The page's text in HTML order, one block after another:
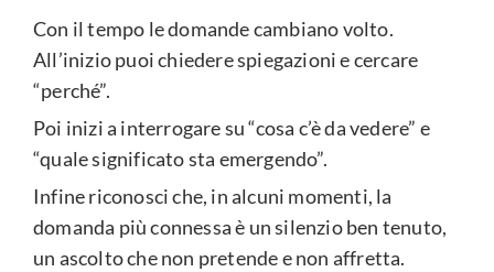
Con il tempo le domande cambiano volto.
All’inizio puoi chiedere spiegazioni e cercare
“perché”.
Poi inizi a interrogare su “cosa c’è da vedere” e
“quale significato sta emergendo”.
Infine riconosci che, in alcuni momenti, la
domanda più connessa è un silenzio ben tenuto,
un ascolto che non pretende e non affretta.